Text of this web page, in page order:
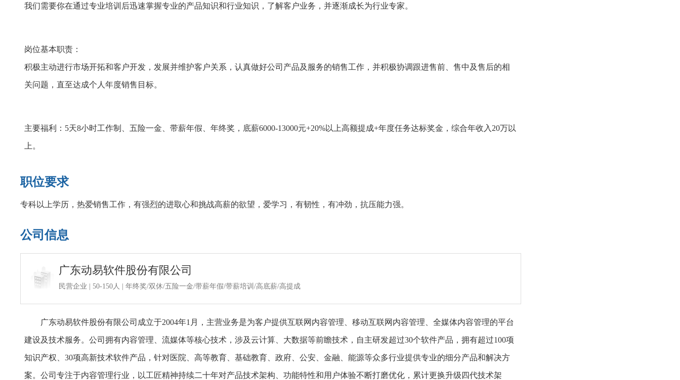
我们需要你在通过专业培训后迅速掌握专业的产品知识和行业知识，了解客户业务，并逐渐成长为行业专家。
岗位基本职责：
积极主动进行市场开拓和客户开发， 发展并维护客户关系， 认真做好公司产品及服务的销售工作，并积极协调跟进售前、售中及售后的相
关问题，直至达成个人年度销售目标。
主要福利：5天8小时工作制、五险一金、带薪年假、年终奖，底薪6000-13000元+20%以上高额提成+年度任务达标奖金，综合年收入20万以
上。
职位要求
专科以上学历，热爱销售工作，有强烈的进取心和挑战高薪的欲望，爱学习，有韧性，有冲劲，抗压能力强。
公司信息
广东动易软件股份有限公司
民营企业 | 50-150人 | 年终奖/双休/五险一金/带薪年假/带薪培训/高底薪/高提成
广东动易软件股份有限公司成立于2004年1月，主营业务是为客户提供互联网内容管理、移动互联网内容管理、全媒体内容管理的平台
建设及技术服务。公司拥有内容管理、流媒体等核心技术，涉及云计算、大数据等前瞻技术，自主研发超过30个软件产品，拥有超过100项
知识产权、30项高新技术软件产品，针对医院、高等教育、基础教育、政府、公安、金融、能源等众多行业提供专业的细分产品和解决方
案。公司专注于内容管理行业，以工匠精神持续二十年对产品技术架构、功能特性和用户体验不断打磨优化，累计更换升级四代技术架